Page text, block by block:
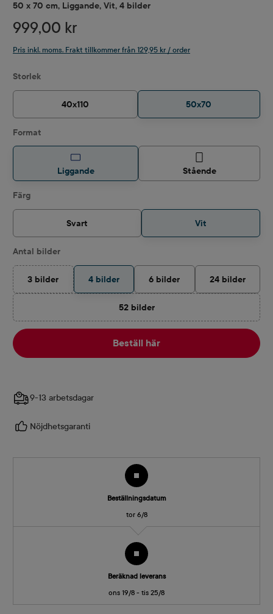
50 x 70 cm, Liggande, Vit, 4 bilder
999,00 kr
Pris inkl. moms. Frakt tillkommer från 129,95 kr / order
Välj
Storlek
40x110 50x70
Välj
Format
Liggande Stående
Välj
Färg
Svart Vit
Välj
Antal bilder
3 bilder
(Det här alternativet är för närvarande inte tillgängligt.)
4 bilder 6 bilder 24 bilder
52 bilder
(Det här alternativet är för närvarande
Beställ här
9-13 arbetsdagar
Nöjdhetsgaranti
Beställningsdatum
tor 6/8
Beräknad leverans
ons 19/8 - tis 25/8